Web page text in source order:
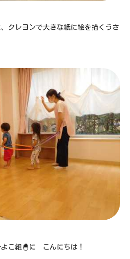
クレヨンで大きな紙に絵を描くうさ
こ組🐣に こんにちは！